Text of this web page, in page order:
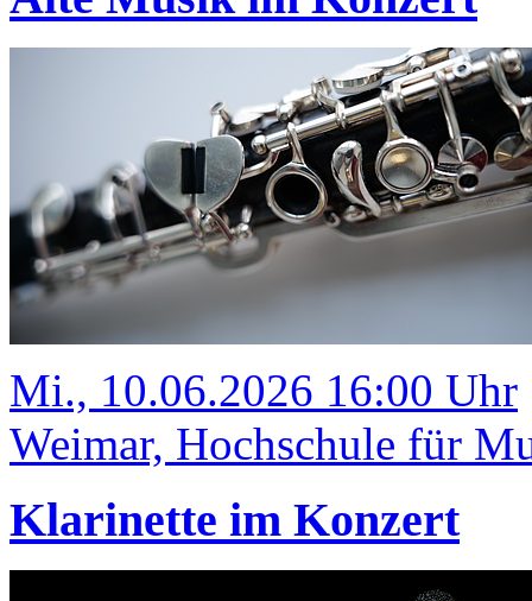
Mi., 10.06.2026 16:00 Uhr
Weimar, Hochschule für
Klarinette im Konzert